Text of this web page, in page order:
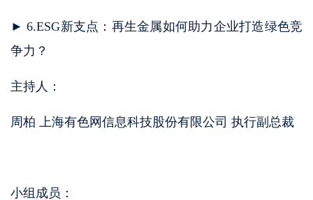
► 6.ESG新支点：再生金属如何助力企业打造绿色竞
争力？
主持人：
周柏 上海有色网信息科技股份有限公司 执行副总裁
小组成员：